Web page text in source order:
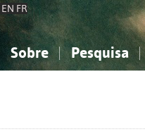
EN FR
Sobre Pesquisa